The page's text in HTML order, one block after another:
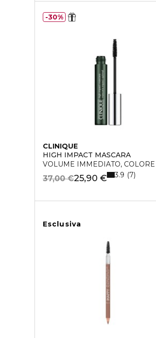
CLINIQUE
HIGH IMPACT MASCARA
VOLUME IMMEDIATO,
25,90 €
37,00 € 3.9 7
30%
Esclusiva